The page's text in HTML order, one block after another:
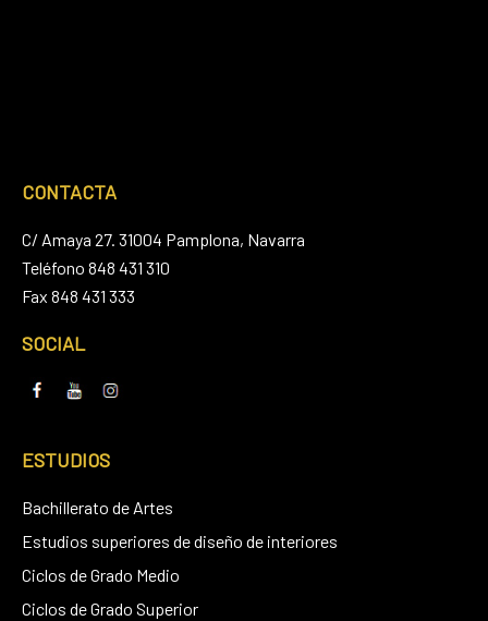
CONTACTA
C/ Amaya 27. 31004 Pamplona, Navarra
Teléfono 848 431 310
Fax 848 431 333
SOCIAL
ESTUDIOS
Bachillerato de Artes
Estudios superiores de diseño de interiores
Ciclos de Grado Medio
Ciclos de Grado Superior